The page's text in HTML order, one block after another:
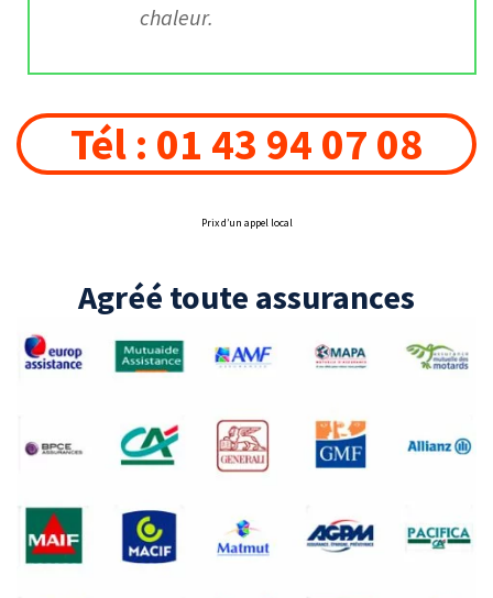
chaleur.
Tél : 01 43 94 07 08
Prix d’un appel local
Agréé toute assurances